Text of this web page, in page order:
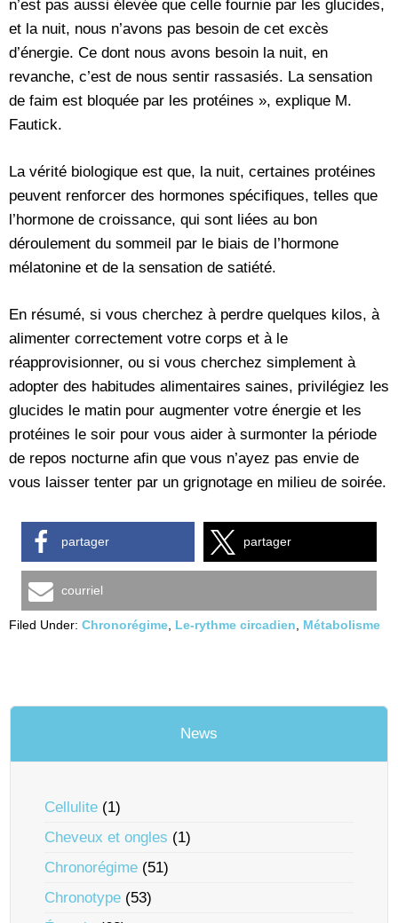
n’est pas aussi élevée que celle fournie par les glucides,
et la nuit, nous n’avons pas besoin de cet excès
d’énergie. Ce dont nous avons besoin la nuit, en
revanche, c’est de nous sentir rassasiés. La sensation
de faim est bloquée par les protéines », explique M.
Fautick.
La vérité biologique est que, la nuit, certaines protéines
peuvent renforcer des hormones spécifiques, telles que
l’hormone de croissance, qui sont liées au bon
déroulement du sommeil par le biais de l’hormone
mélatonine et de la sensation de satiété.
En résumé, si vous cherchez à perdre quelques kilos, à
alimenter correctement votre corps et à le
réapprovisionner, ou si vous cherchez simplement à
adopter des habitudes alimentaires saines, privilégiez les
glucides le matin pour augmenter votre énergie et les
protéines le soir pour vous aider à surmonter la période
de repos nocturne afin que vous n’ayez pas envie de
vous laisser tenter par un grignotage en milieu de soirée.
partager partager
courriel
Filed Under: Chronorégime Le-rythme circadien Métabolisme
News
Cellulite (1)
Cheveux et ongles (1)
Chronorégime (51)
Chronotype (53)